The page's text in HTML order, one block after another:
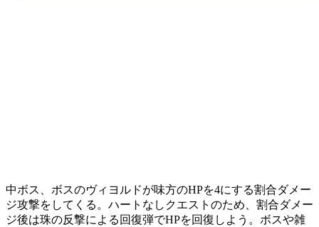
中ボス、ボスのヴィヨルドが味方のHPを4にする割合ダメー
ジ攻撃をしてくる。ハートなしクエストのため、割合ダメー
ジ後は珠の反撃による回復弾でHPを回復しよう。ボスや雑